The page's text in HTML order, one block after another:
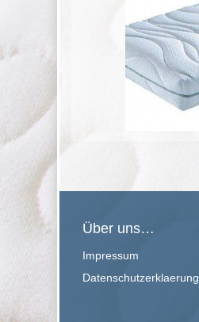
Über uns…
Impressum
Datenschutzerklaerung